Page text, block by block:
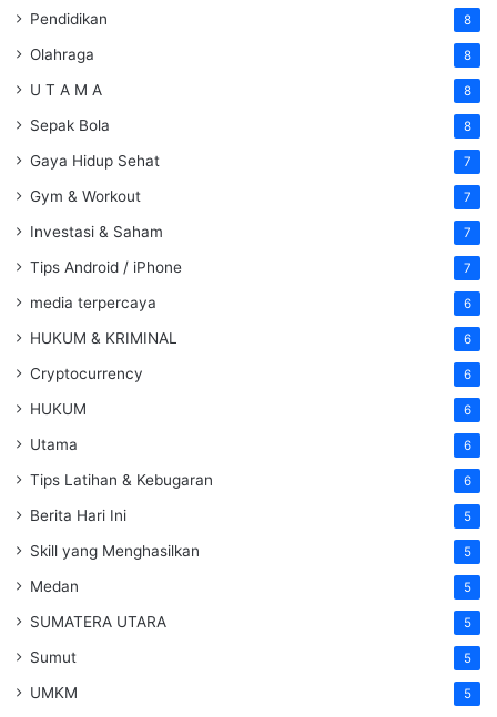
Pendidikan 8
Olahraga 8
U T A M A 8
Sepak Bola 8
Gaya Hidup Sehat 7
Gym & Workout 7
Investasi & Saham 7
Tips Android / iPhone 7
media terpercaya 6
HUKUM & KRIMINAL 6
Cryptocurrency 6
HUKUM 6
Utama 6
Tips Latihan & Kebugaran 6
Berita Hari Ini 5
Skill yang Menghasilkan 5
Medan 5
SUMATERA UTARA 5
Sumut 5
UMKM 5